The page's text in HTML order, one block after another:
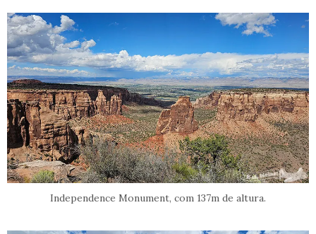
Independence Monument, com 137m de altura.